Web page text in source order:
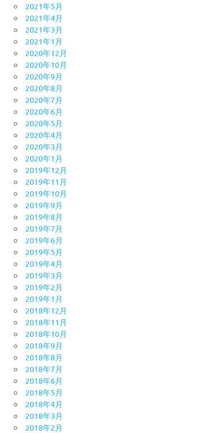
2021年5月
2021年4月
2021年3月
2021年1月
2020年12月
2020年10月
2020年9月
2020年8月
2020年7月
2020年6月
2020年5月
2020年4月
2020年3月
2020年1月
2019年12月
2019年11月
2019年10月
2019年9月
2019年8月
2019年7月
2019年6月
2019年5月
2019年4月
2019年3月
2019年2月
2019年1月
2018年12月
2018年11月
2018年10月
2018年9月
2018年8月
2018年7月
2018年6月
2018年5月
2018年4月
2018年3月
2018年2月